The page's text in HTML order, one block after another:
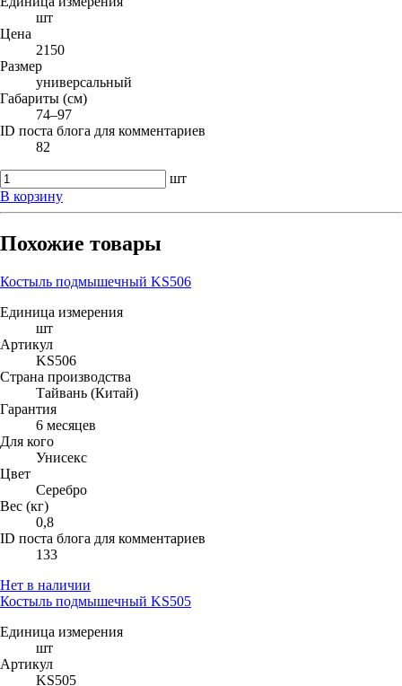
шт
Цена
2150
Размер
универсальный
Габариты (см)
74–97
ID поста блога для комментариев
82
шт
В корзину
Похожие товары
Костыль подмышечный KS506
Единица измерения
шт
Артикул
KS506
Страна производства
Тайвань (Китай)
Гарантия
6 месяцев
Для кого
Унисекс
Цвет
Серебро
Вес (кг)
0,8
ID поста блога для комментариев
133
Нет в наличии
Костыль подмышечный KS505
Единица измерения
шт
Артикул
KS505